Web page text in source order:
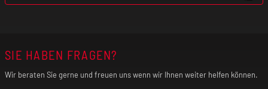
Bildschirm: 0.96" TFT
SIE HABEN FRAGEN?
Wir beraten Sie gerne und freuen uns wenn wir Ihnen weiter helfen können.